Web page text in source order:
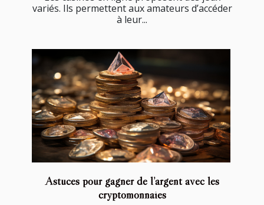
variés. Ils permettent aux amateurs d’accéder
à leur...
Astuces pour gagner de l’argent avec les
cryptomonnaies